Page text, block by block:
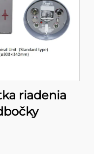
riadenia